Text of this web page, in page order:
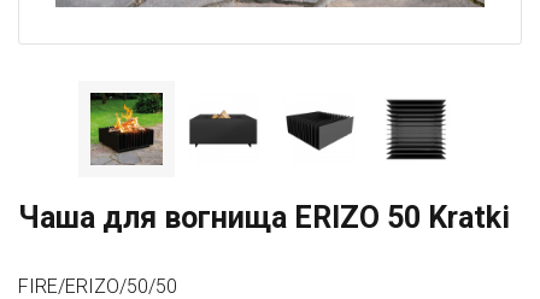
Чаша для вогнища ERIZO 50 Kratki
FIRE/ERIZO/50/50